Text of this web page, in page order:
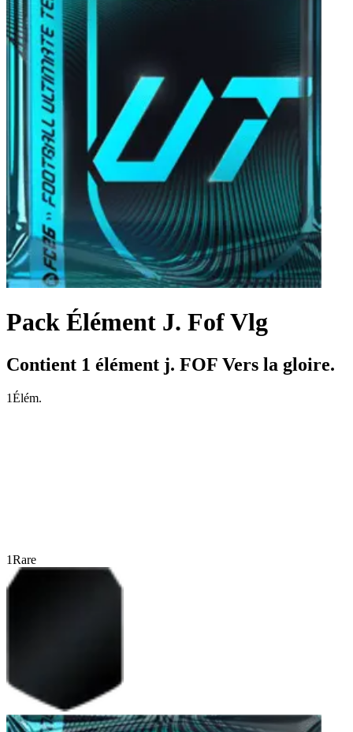
Pack Élément J. Fof Vlg
Contient 1 élément j. FOF Vers la gloire.
1Élém.
1Rare